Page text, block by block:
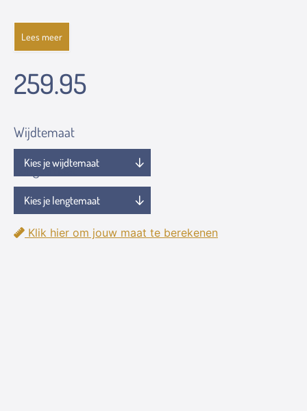
Lees meer
259.95
Wijdtemaat
Lengtemaat
Klik hier om jouw maat te berekenen